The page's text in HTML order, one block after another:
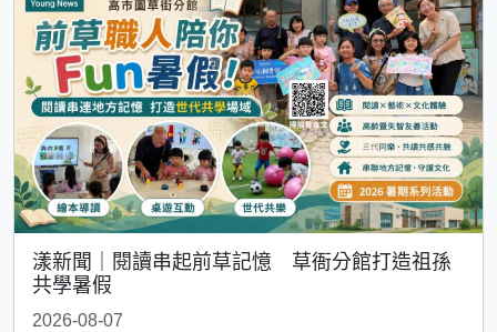
漾新聞｜閱讀串起前草記憶 草衙分館打造祖孫
共學暑假
2026-08-07